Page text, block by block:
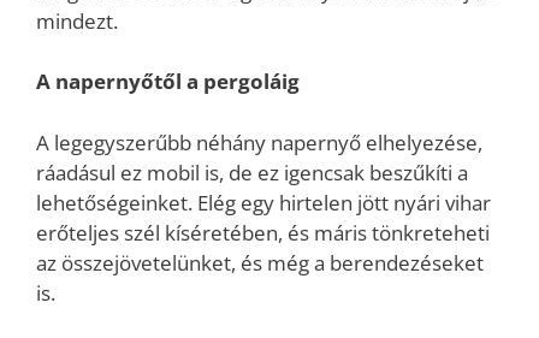
mindezt.
A napernyőtől a pergoláig
A legegyszerűbb néhány napernyő elhelyezése,
ráadásul ez mobil is, de ez igencsak beszűkíti a
lehetőségeinket. Elég egy hirtelen jött nyári vihar
erőteljes szél kíséretében, és máris tönkreteheti
az összejövetelünket, és még a berendezéseket
is.